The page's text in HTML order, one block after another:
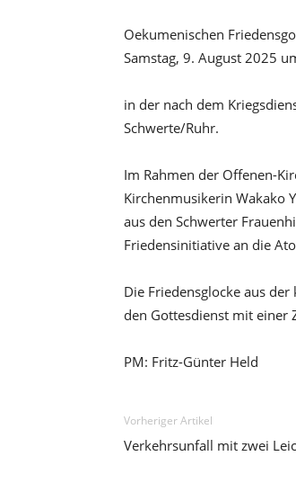
Oekumenischen
Samstag, 9. August 2025
in der nach dem
Schwerte/Ruhr.
Im Rahmen der Offenen-
Kirchenmusikerin Wakako
aus den Schwerter
Friedensinitiative an die
Die Friedensglocke aus
den Gottesdienst mit einer
PM: Fritz-Günter Held
Vorheriger Artikel
Verkehrsunfall mit zwei